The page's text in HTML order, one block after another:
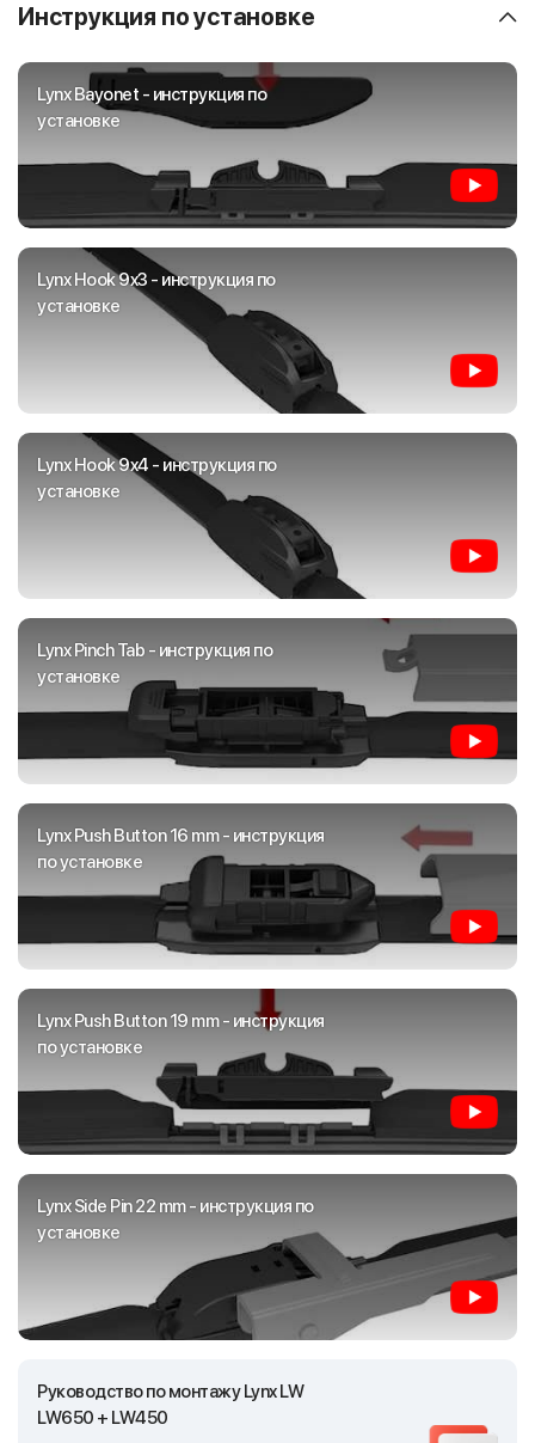
Инструкция по установке
Lynx Bayonet - инструкция по
установке
Lynx Hook 9x3 - инструкция по
установке
Lynx Hook 9x4 - инструкция по
установке
Lynx Pinch Tab - инструкция по
установке
Lynx Push Button 16 mm - инструкция
по установке
Lynx Push Button 19 mm - инструкция
по установке
Lynx Side Pin 22 mm - инструкция по
установке
Руководство по монтажу Lynx LW
LW650 + LW450